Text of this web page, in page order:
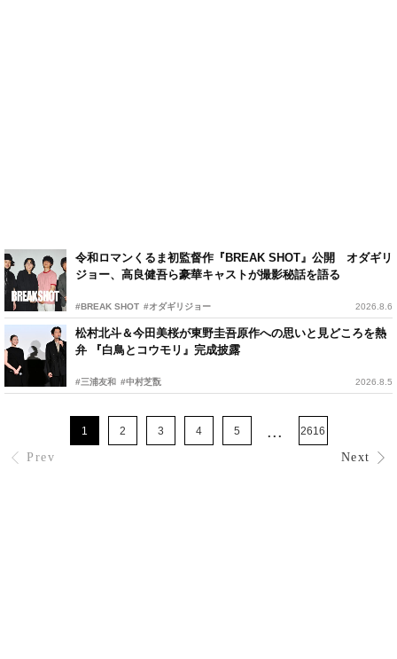
令和ロマンくるま初監督作『BREAK SHOT』公開 オダギリ
ジョー、高良健吾ら豪華キャストが撮影秘話を語る
#BREAK SHOT #オダギリジョー 2026.8.6
松村北斗＆今田美桜が東野圭吾原作への思いと見どころを熱
弁 『白鳥とコウモリ』完成披露
#三浦友和 #中村芝翫 2026.8.5
Prev
1 2 3 4 5 ... 2616
Next